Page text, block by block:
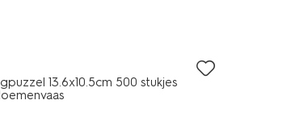
13.6x10.5cm 500 stukjes